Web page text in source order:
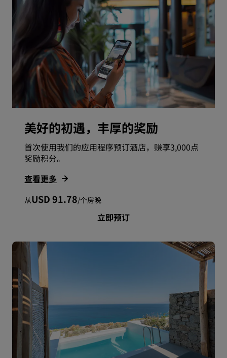
美好的初遇，丰厚的奖励
首次使用我们的应用程序预订酒店，赚享3,000点
奖励积分。
查看更多
从USD 91.78/个房晚
立即预订